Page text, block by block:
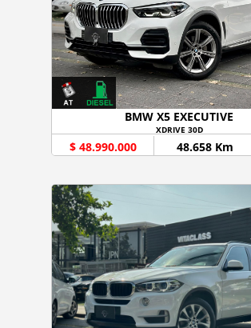
BMW X5 EXECUTIVE
XDRIVE 30D
$ 48.990.000 48.658 Km